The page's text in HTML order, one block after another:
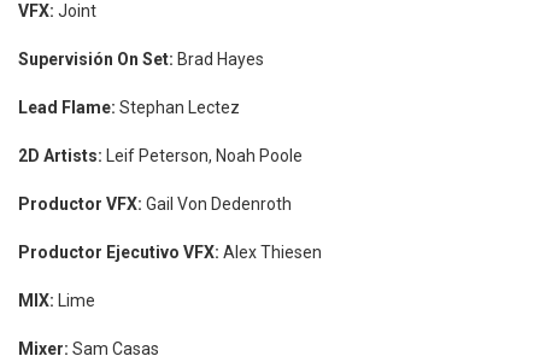
VFX: Joint
Supervisión On Set: Brad Hayes
Lead Flame: Stephan Lectez
2D Artists: Leif Peterson, Noah Poole
Productor VFX: Gail Von Dedenroth
Productor Ejecutivo VFX: Alex Thiesen
MIX: Lime
Mixer: Sam Casas